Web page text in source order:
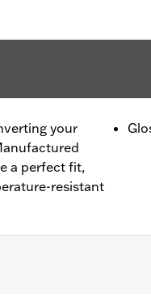
your
a perfect fit,
resistant